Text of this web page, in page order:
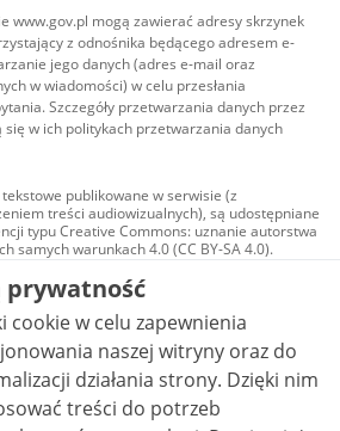
www.gov.pl mogą zawierać adresy skrzynek
z odnośnika będącego adresem e-
jego danych (adres e-mail oraz
w wiadomości) w celu przesłania
Szczegóły przetwarzania danych przez
się w ich politykach przetwarzania danych
publikowane w serwisie (z
treści audiowizualnych), są udostępniane
typu Creative Commons: uznanie autorstwa
samych warunkach 4.0 (CC BY-SA 4.0).
audiowizualne, w tym zdjęcia, materiały
wideo, są udostępniane na licencji typu
Commons: uznanie autorstwa użycie
- bez utworów zależnych 4.0 (CC BY-
4.0), o ile nie jest to stwierdzone inaczej.
prywatność
cookie w celu zapewnienia
naszej witryny oraz do
działania strony. Dzięki nim
treści do potrzeb